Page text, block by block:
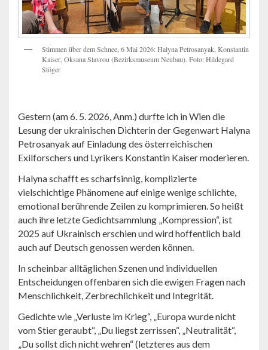
Stimmen über dem Schnee, 6 Mai 2026: Halyna Petrosanyak, Konstantin
Kaiser, Oksana Stavrou (Bezirksmuseum Neubau). Foto: Hildegard
Stöger
Gestern (am 6. 5. 2026, Anm.) durfte ich in Wien die
Lesung der ukrainischen Dichterin der Gegenwart Halyna
Petrosanyak auf Einladung des österreichischen
Exilforschers und Lyrikers Konstantin Kaiser moderieren.
Halyna schafft es scharfsinnig, komplizierte
vielschichtige Phänomene auf einige wenige schlichte,
emotional berührende Zeilen zu komprimieren. So heißt
auch ihre letzte Gedichtsammlung „Kompression“, ist
2025 auf Ukrainisch erschien und wird hoffentlich bald
auch auf Deutsch genossen werden können.
In scheinbar alltäglichen Szenen und individuellen
Entscheidungen offenbaren sich die ewigen Fragen nach
Menschlichkeit, Zerbrechlichkeit und Integrität.
Gedichte wie „Verluste im Krieg“, „Europa wurde nicht
vom Stier geraubt“, „Du liegst zerrissen“, „Neutralität“,
„Du sollst dich nicht wehren“ (letzteres aus dem